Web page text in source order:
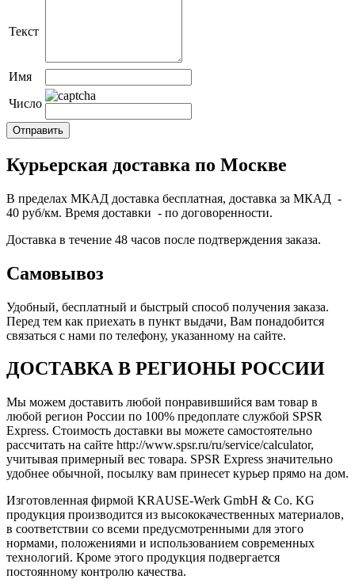
Текст
Имя
Число
Курьерская доставка по Москве
В пределах МКАД доставка бесплатная, доставка за МКАД -
40 руб/км. Время доставки - по договоренности.
Доставка в течение 48 часов после подтверждения заказа.
Самовывоз
Удобный, бесплатный и быстрый способ получения заказа.
Перед тем как приехать в пункт выдачи, Вам понадобится
связаться с нами по телефону, указанному на сайте.
ДОСТАВКА В РЕГИОНЫ РОССИИ
Мы можем доставить любой понравившийся вам товар в
любой регион России по 100% предоплате службой SPSR
Express. Стоимость доставки вы можете самостоятельно
рассчитать на сайте http://www.spsr.ru/ru/service/calculator,
учитывая примерный вес товара. SPSR Express значительно
удобнее обычной, посылку вам принесет курьер прямо на дом.
Изготовленная фирмой KRAUSE-Werk GmbH & Со. KG
продукция производится из высококачественных материалов,
в соответствии со всеми предусмотренными для этого
нормами, положениями и использованием современных
технологий. Кроме этого продукция подвергается
постоянному контролю качества.